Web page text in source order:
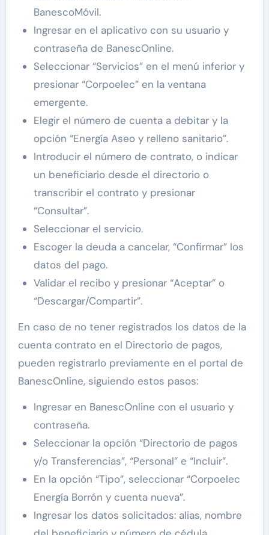
BanescoMóvil.
Ingresar en el aplicativo con su usuario y
contraseña de BanescOnline.
Seleccionar “Servicios” en el menú inferior y
presionar “Corpoelec” en la ventana
emergente.
Elegir el número de cuenta a debitar y la
opción “Energía Aseo y relleno sanitario”.
Introducir el número de contrato, o indicar
un beneficiario desde el directorio o
transcribir el contrato y presionar
“Consultar”.
Seleccionar el servicio.
Escoger la deuda a cancelar, “Confirmar” los
datos del pago.
Validar el recibo y presionar “Aceptar” o
“Descargar/Compartir”.
En caso de no tener registrados los datos de la
cuenta contrato en el Directorio de pagos,
pueden registrarlo previamente en el portal de
BanescOnline, siguiendo estos pasos:
Ingresar en BanescOnline con el usuario y
contraseña.
Seleccionar la opción “Directorio de pagos
y/o Transferencias”, “Personal” e “Incluir”.
En la opción “Tipo”, seleccionar “Corpoelec
Energía Borrón y cuenta nueva”.
Ingresar los datos solicitados: alias, nombre